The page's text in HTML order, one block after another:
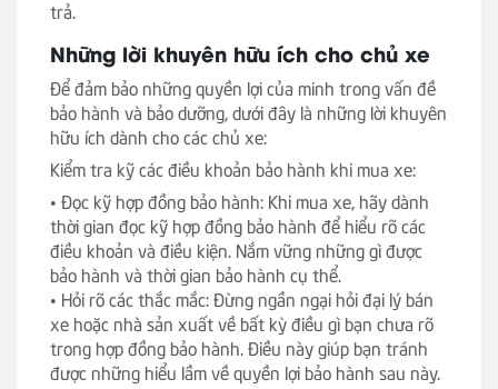
trả.
Những lời khuyên hữu ích cho chủ xe
Để đảm bảo những quyền lợi của minh trong vấn đề
bảo hành và bảo dưỡng, dưới đây là những lời khuyên
hữu ích dành cho các chủ xe:
Kiểm tra kỹ các điều khoản bảo hành khi mua xe:
• Đọc kỹ hợp đồng bảo hành: Khi mua xe, hãy dành
thời gian đọc kỹ hợp đồng bảo hành để hiểu rõ các
điều khoản và điều kiện. Nắm vững những gì được
bảo hành và thời gian bảo hành cụ thể.
• Hỏi rõ các thắc mắc: Đừng ngần ngại hỏi đại lý bán
xe hoặc nhà sản xuất về bất kỳ điều gì bạn chưa rõ
trong hợp đồng bảo hành. Điều này giúp bạn tránh
được những hiểu lầm về quyền lợi bảo hành sau này.